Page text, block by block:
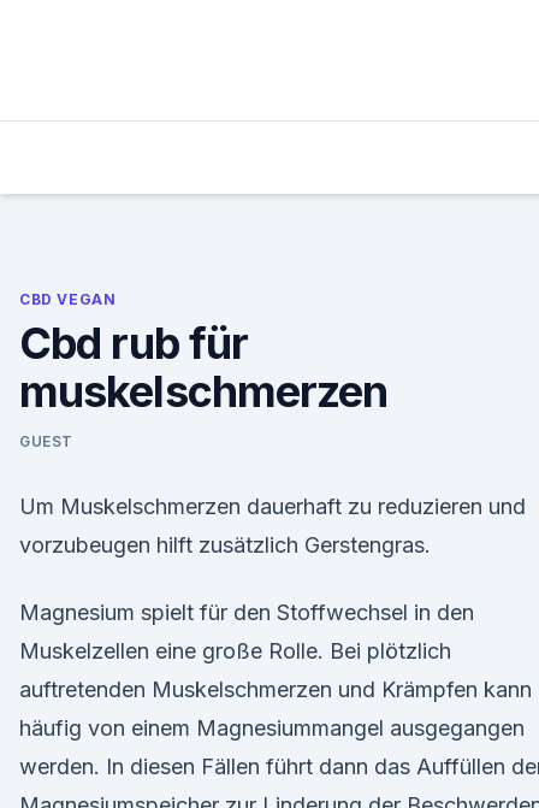
CBD VEGAN
Cbd rub für
muskelschmerzen
GUEST
Um Muskelschmerzen dauerhaft zu reduzieren und
vorzubeugen hilft zusätzlich Gerstengras.
Magnesium spielt für den Stoffwechsel in den
Muskelzellen eine große Rolle. Bei plötzlich
auftretenden Muskelschmerzen und Krämpfen kann
häufig von einem Magnesiummangel ausgegangen
werden. In diesen Fällen führt dann das Auffüllen